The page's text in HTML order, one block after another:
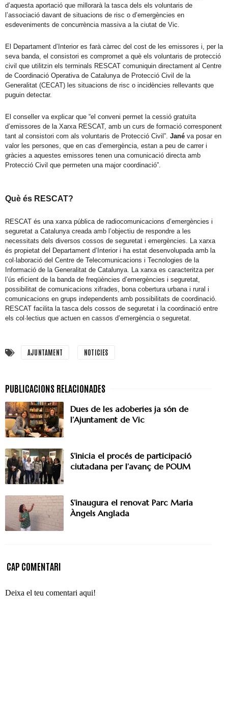
d’aquesta aportació que millorarà la tasca dels els voluntaris de
l’associació davant de situacions de risc o d’emergències en
esdeveniments de concurrència massiva a la ciutat de Vic.
El Departament d’Interior es farà càrrec del cost de les emissores i, per la
seva banda, el consistori es compromet a què els voluntaris de protecció
civil que utilitzin els terminals RESCAT comuniquin directament al Centre
de Coordinació Operativa de Catalunya de Protecció Civil de la
Generalitat (CECAT) les situacions de risc o incidències rellevants que
puguin detectar.
El conseller va explicar que “el conveni permet la cessió gratuïta
d’emissores de la Xarxa RESCAT, amb un curs de formació corresponent
tant al consistori com als voluntaris de Protecció Civil”. Jané va posar en
valor les persones, que en cas d’emergència, estan a peu de carrer i
gràcies a aquestes emissores tenen una comunicació directa amb
Protecció Civil que permeten una major coordinació”.
Què és RESCAT?
RESCAT és una xarxa pública de radiocomunicacions d’emergències i
seguretat a Catalunya creada amb l’objectiu de respondre a les
necessitats dels diversos cossos de seguretat i emergències. La xarxa
és propietat del Departament d’Interior i ha estat desenvolupada amb la
col·laboració del Centre de Telecomunicacions i Tecnologies de la
Informació de la Generalitat de Catalunya. La xarxa es caracteritza per
l’ús eficient de la banda de freqüències d’emergències i seguretat,
possibilitat de comunicacions xifrades, bona cobertura urbana i rural i
comunicacions en grups independents amb possibilitats de coordinació.
RESCAT facilita la tasca dels cossos de seguretat i la coordinació entre
els col·lectius que actuen en cassos d’emergència o seguretat.
AJUNTAMENT NOTICIES
Dues de les adoberies ja són de
l’Ajuntament de Vic
S’inicia el procés de participació
ciutadana per l’avanç de POUM
S’inaugura el renovat Parc Maria
Àngels Anglada
CAP COMENTARI
Deixa el teu comentari aqui!